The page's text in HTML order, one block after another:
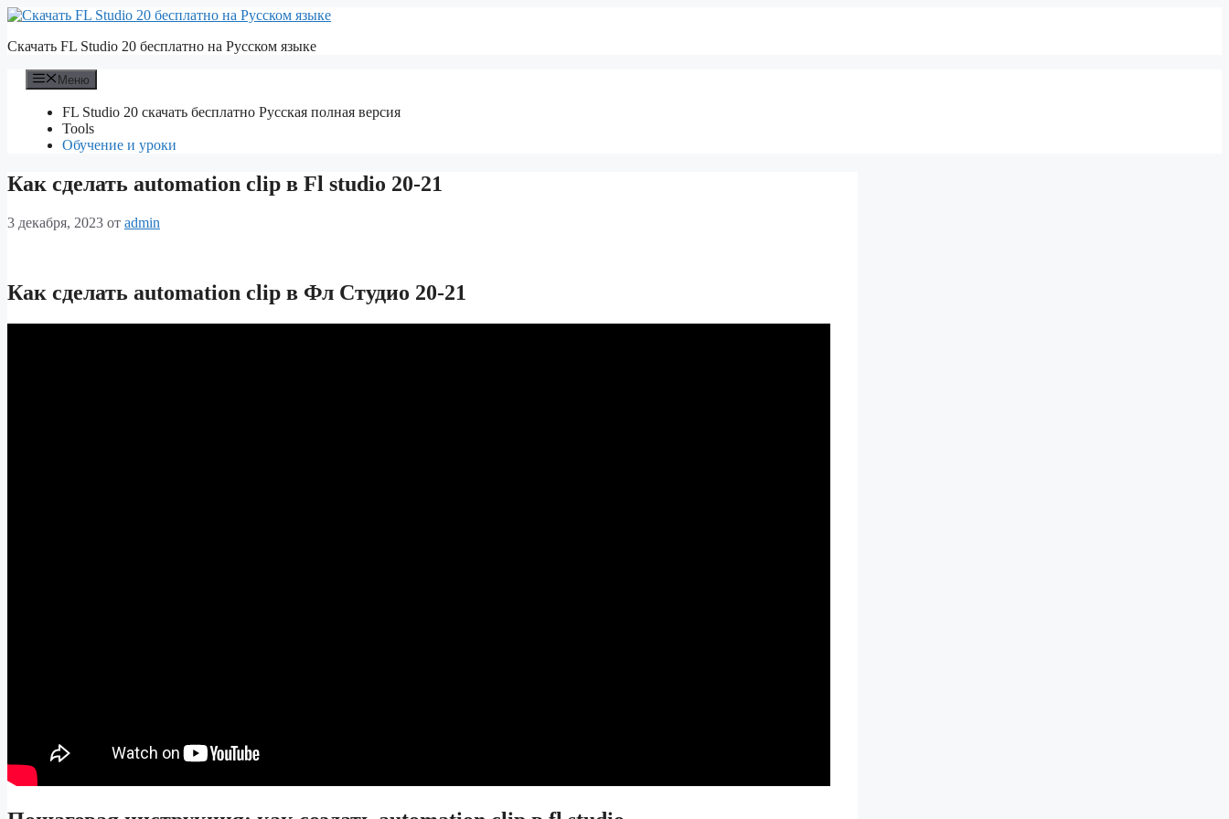
Перейти
содержимому
Скачать FL Studio 20 бесплатно на Русском языке
Меню
FL Studio 20 скачать бесплатно Русская полная версия
Tools
Обучение и уроки
Как сделать automation clip в Fl studio 20-21
3 декабря, 2023 от admin
Как сделать automation clip в Фл Студио 20-21